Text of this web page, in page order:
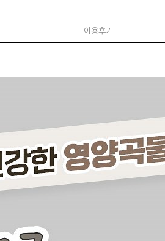
이용후기